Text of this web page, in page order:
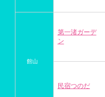
館山
第一渚ガーデ
ン
民宿つのだ